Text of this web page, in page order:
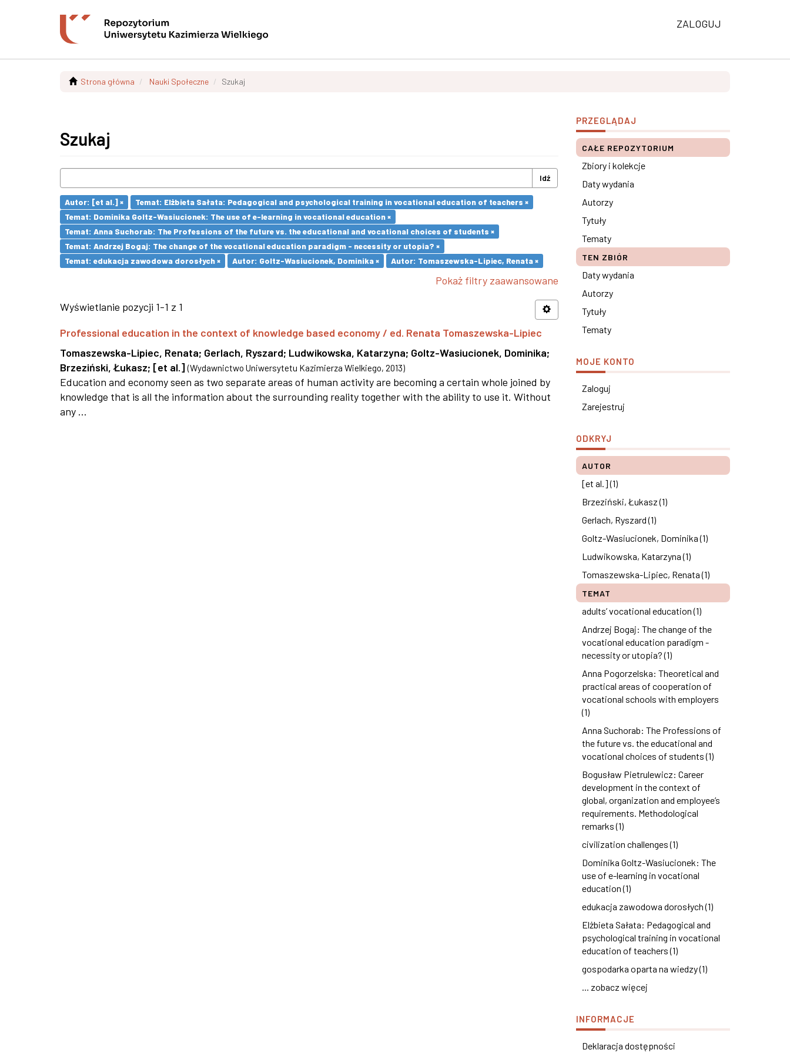
ZALOGUJ
Strona główna Nauki Społeczne Szukaj
Szukaj
Idź
Autor: [et al.] ×
Temat: Elżbieta Sałata: Pedagogical and psychological training in vocational education of teachers ×
Temat: Dominika Goltz-Wasiucionek: The use of e-learning in vocational education ×
Temat: Anna Suchorab: The Professions of the future vs. the educational and vocational choices of students ×
Temat: Andrzej Bogaj: The change of the vocational education paradigm - necessity or utopia? ×
Temat: edukacja zawodowa dorosłych ×
Autor: Goltz-Wasiucionek, Dominika × Autor: Tomaszewska-Lipiec, Renata ×
Pokaż filtry zaawansowane
Wyświetlanie pozycji 1-1 z 1
Professional education in the context of knowledge based economy / ed. Renata Tomaszewska-Lipiec
Tomaszewska-Lipiec, Renata; Gerlach, Ryszard; Ludwikowska, Katarzyna; Goltz-Wasiucionek, Dominika;
Brzeziński, Łukasz; [et al.] (Wydawnictwo Uniwersytetu Kazimierza Wielkiego, 2013)
Education and economy seen as two separate areas of human activity are becoming a certain whole joined by
knowledge that is all the information about the surrounding reality together with the ability to use it. Without
any ...
PRZEGLĄDAJ
CAŁE REPOZYTORIUM
Zbiory i kolekcje
Daty wydania
Autorzy
Tytuły
Tematy
TEN ZBIÓR
Daty wydania
Autorzy
Tytuły
Tematy
MOJE KONTO
Zaloguj
Zarejestruj
ODKRYJ
AUTOR
[et al.] (1)
Brzeziński, Łukasz (1)
Gerlach, Ryszard (1)
Goltz-Wasiucionek, Dominika (1)
Ludwikowska, Katarzyna (1)
Tomaszewska-Lipiec, Renata (1)
TEMAT
adults’ vocational education (1)
Andrzej Bogaj: The change of the
vocational education paradigm -
necessity or utopia? (1)
Anna Pogorzelska: Theoretical and
practical areas of cooperation of
vocational schools with employers
(1)
Anna Suchorab: The Professions of
the future vs. the educational and
vocational choices of students (1)
Bogusław Pietrulewicz: Career
development in the context of
global, organization and employee’s
requirements. Methodological
remarks (1)
civilization challenges (1)
Dominika Goltz-Wasiucionek: The
use of e-learning in vocational
education (1)
edukacja zawodowa dorosłych (1)
Elżbieta Sałata: Pedagogical and
psychological training in vocational
education of teachers (1)
gospodarka oparta na wiedzy (1)
... zobacz więcej
INFORMACJE
Deklaracja dostępności